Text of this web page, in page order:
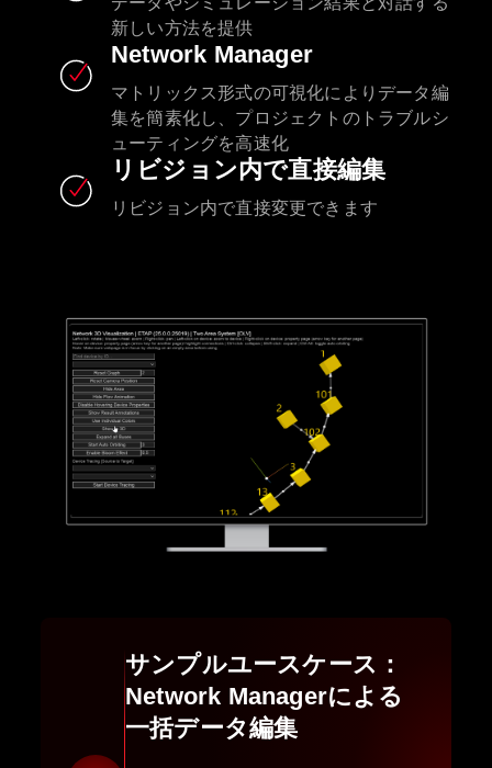
新しい方法を提供
Network Manager
マトリックス形式の可視化によりデータ編
集を簡素化し、プロジェクトのトラブルシ
ューティングを高速化
リビジョン内で直接編集
リビジョン内で直接変更できます
サンプルユースケース：
Network Managerによる
一括データ編集